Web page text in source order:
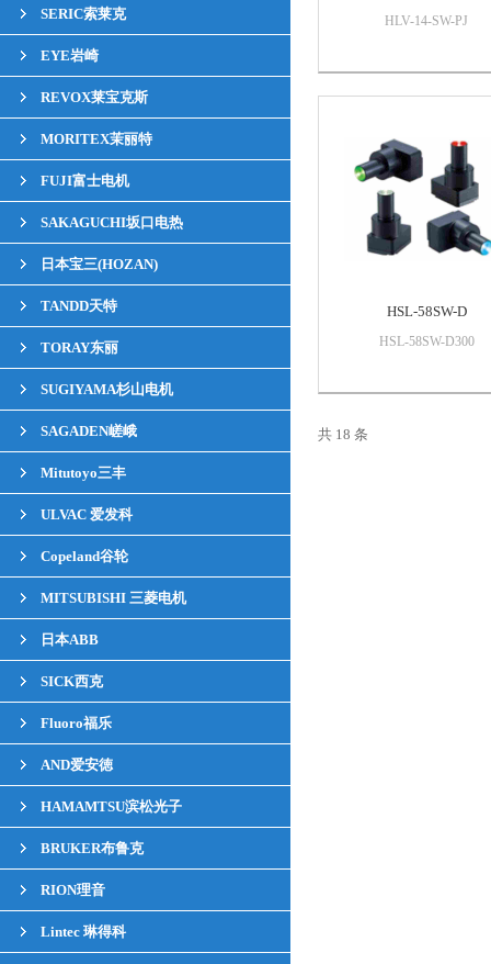
SERIC索莱克
EYE岩崎
REVOX莱宝克斯
MORITEX茉丽特
FUJI富士电机
SAKAGUCHI坂口电热
日本宝三(HOZAN)
TANDD天特
TORAY东丽
SUGIYAMA杉山电机
SAGADEN嵯峨
Mitutoyo三丰
ULVAC 爱发科
Copeland谷轮
MITSUBISHI 三菱电机
日本ABB
SICK西克
Fluoro福乐
AND爱安徳
HAMAMTSU滨松光子
BRUKER布鲁克
RION理音
Lintec 琳得科
HLV-14-SW-PJ
HSL-58SW-D
HSL-58SW-D300
共 18 条